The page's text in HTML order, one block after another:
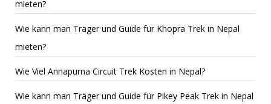
mieten?
Wie kann man Träger und Guide für Khopra Trek in Nepal
mieten?
Wie Viel Annapurna Circuit Trek Kosten in Nepal?
Wie kann man Träger und Guide für Pikey Peak Trek in Nepal